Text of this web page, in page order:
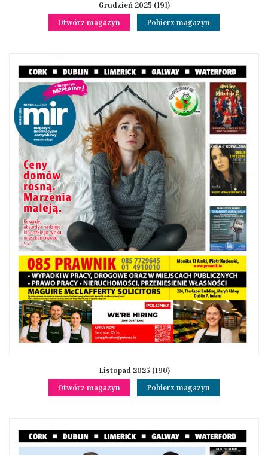
Grudzień 2025 (191)
Otwórz magazyn
Pobierz magazyn
Listopad 2025 (190)
Otwórz magazyn
Pobierz magazyn